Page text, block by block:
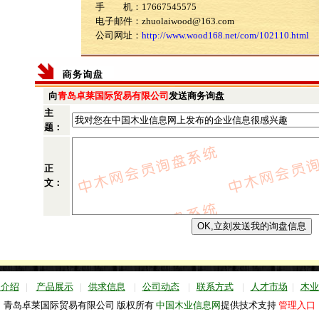
手 机：17667545575
电子邮件：zhuolaiwood@163.com
公司网址： http://www.wood168.net/com/102110.html
向青岛卓莱国际贸易有限公司 发送商务询盘
主
题：
正
文：
绍 | 产品展示 | 供求信息 | 公司动态 | 联系方式 | 人才市场 |
木
青岛卓莱国际贸易有限公司 版权所有 中国木业信息网提供技术支持 管理入口